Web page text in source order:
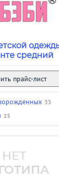
средний
прайс-лист
33
25